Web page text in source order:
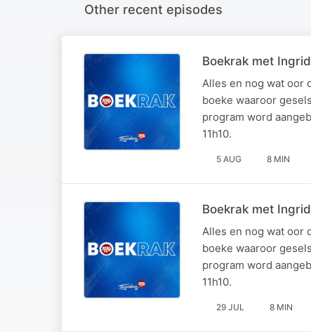
Other recent episodes
Boekrak met
Alles en nog wat oor
boeke waaroor
program word
11h10.
5 AUG 8 MIN
Boekrak met
Alles en nog wat oor
boeke waaroor
program word
11h10.
29 JUL 8 MIN